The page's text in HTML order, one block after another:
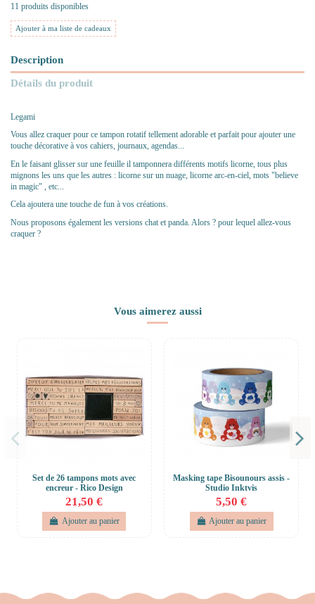
11 produits disponibles
Ajouter à ma liste de cadeaux
Description
Détails du produit
Legami
Vous allez craquer pour ce tampon rotatif tellement adorable et parfait pour ajouter une
touche décorative à vos cahiers, journaux, agendas...
En le faisant glisser sur une feuille il tamponnera différents motifs licorne, tous plus
mignons les uns que les autres : licorne sur un nuage, licorne arc-en-ciel, mots "believe
in magic" , etc...
Cela ajoutera une touche de fun à vos créations.
Nous proposons également les versions chat et panda. Alors ? pour lequel allez-vous
craquer ?
Vous aimerez aussi
Set de 26 tampons mots avec
encreur - Rico Design
21,50 €
Ajouter au panier
Masking tape Bisounours assis -
Studio Inktvis
5,50 €
Ajouter au panier